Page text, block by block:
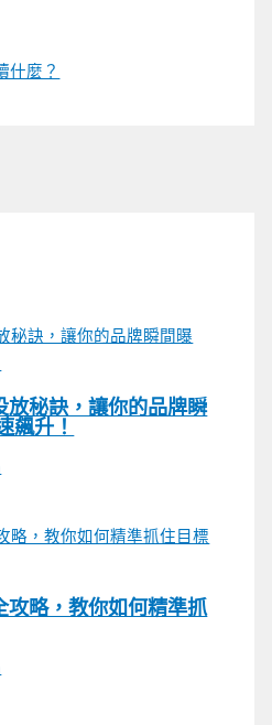
麼？
秘訣，讓你的品牌瞬
飆升！
略，教你如何精準抓